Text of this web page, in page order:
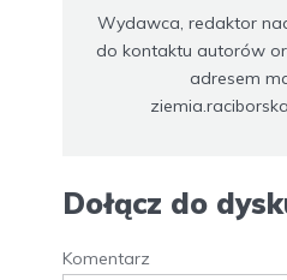
Wydawca, redaktor
do kontaktu autorów
adresem
Dołącz do
Komentarz